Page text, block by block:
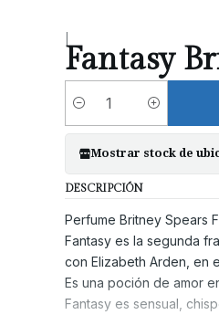
Fantasy
Cantidad
Mostrar stock de
DESCRIPCIÓN
Perfume Britney Spears
Fantasy es la segunda
con Elizabeth Arden, en
Es una poción de amor
Fantasy es sensual,